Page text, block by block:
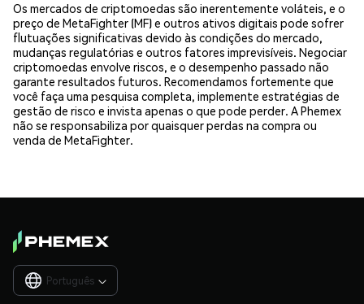
Os mercados de criptomoedas são inerentemente voláteis, e o
preço de MetaFighter (MF) e outros ativos digitais pode sofrer
flutuações significativas devido às condições do mercado,
mudanças regulatórias e outros fatores imprevisíveis. Negociar
criptomoedas envolve riscos, e o desempenho passado não
garante resultados futuros. Recomendamos fortemente que
você faça uma pesquisa completa, implemente estratégias de
gestão de risco e invista apenas o que pode perder. A Phemex
não se responsabiliza por quaisquer perdas na compra ou
venda de MetaFighter.
Português 